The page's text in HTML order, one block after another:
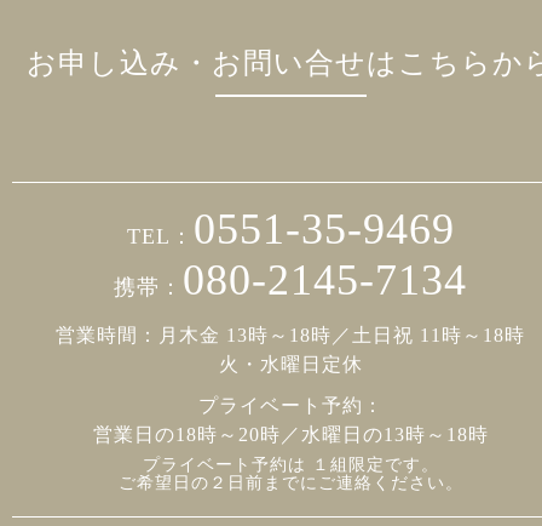
お申し込み・お問い合せはこちらか
TEL： 0551-35-9469
携帯： 080-2145-7134
営業時間：月木金 13時～18時／土日祝 11時～18時
火・水曜日定休
プライベート予約：
営業日の18時～20時／水曜日の13時～18時
プライベート予約は １組限定です。
ご希望日の２日前までにご連絡ください。